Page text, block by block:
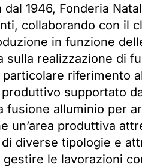
1946, Fonderia
collaborando con il
in funzione
sulla realizzazione di
riferimento
supportato
alluminio per
un’area produttiva
diverse tipologie e
le lavorazioni